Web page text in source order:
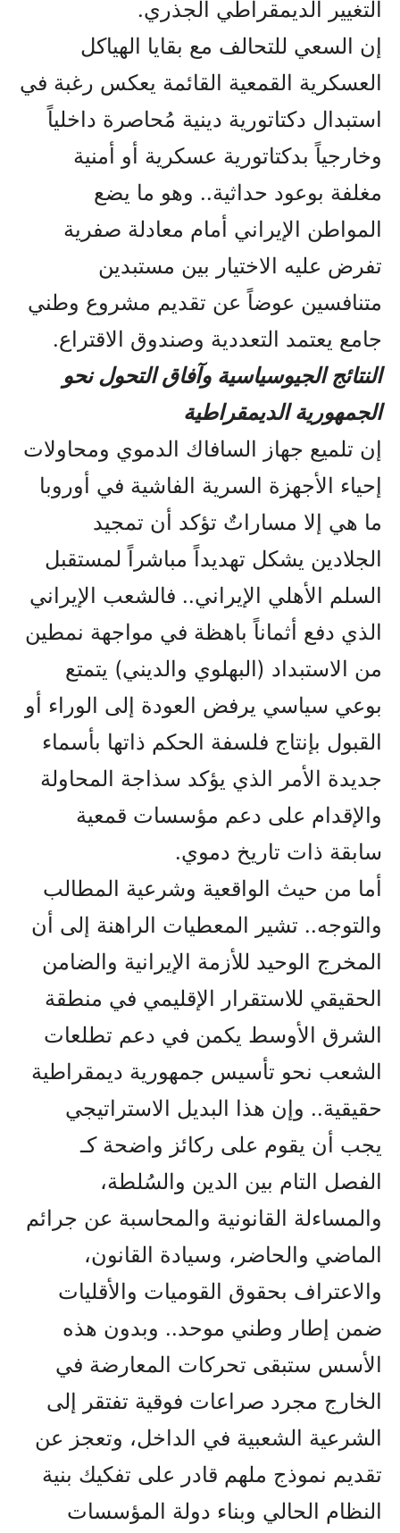
التغيير الديمقراطي الجذري.
إن السعي للتحالف مع بقايا الهياكل
العسكرية القمعية القائمة يعكس رغبة في
استبدال دكتاتورية دينية مُحاصرة داخلياً
وخارجياً بدكتاتورية عسكرية أو أمنية
مغلفة بوعود حداثية.. وهو ما يضع
المواطن الإيراني أمام معادلة صفرية
تفرض عليه الاختيار بين مستبدين
متنافسين عوضاً عن تقديم مشروع وطني
جامع يعتمد التعددية وصندوق الاقتراع.
النتائج الجيوسياسية وآفاق التحول نحو
الجمهورية الديمقراطية
إن تلميع جهاز السافاك الدموي ومحاولات
إحياء الأجهزة السرية الفاشية في أوروبا
ما هي إلا مساراتٌ تؤكد أن تمجيد
الجلادين يشكل تهديداً مباشراً لمستقبل
السلم الأهلي الإيراني.. فالشعب الإيراني
الذي دفع أثماناً باهظة في مواجهة نمطين
من الاستبداد (البهلوي والديني) يتمتع
بوعي سياسي يرفض العودة إلى الوراء أو
القبول بإنتاج فلسفة الحكم ذاتها بأسماء
جديدة الأمر الذي يؤكد سذاجة المحاولة
والإقدام على دعم مؤسسات قمعية
سابقة ذات تاريخ دموي.
أما من حيث الواقعية وشرعية المطالب
والتوجه.. تشير المعطيات الراهنة إلى أن
المخرج الوحيد للأزمة الإيرانية والضامن
الحقيقي للاستقرار الإقليمي في منطقة
الشرق الأوسط يكمن في دعم تطلعات
الشعب نحو تأسيس جمهورية ديمقراطية
حقيقية.. وإن هذا البديل الاستراتيجي
يجب أن يقوم على ركائز واضحة كـ
الفصل التام بين الدين والسُلطة،
والمساءلة القانونية والمحاسبة عن جرائم
الماضي والحاضر، وسيادة القانون،
والاعتراف بحقوق القوميات والأقليات
ضمن إطار وطني موحد.. وبدون هذه
الأسس ستبقى تحركات المعارضة في
الخارج مجرد صراعات فوقية تفتقر إلى
الشرعية الشعبية في الداخل، وتعجز عن
تقديم نموذج ملهم قادر على تفكيك بنية
النظام الحالي وبناء دولة المؤسسات